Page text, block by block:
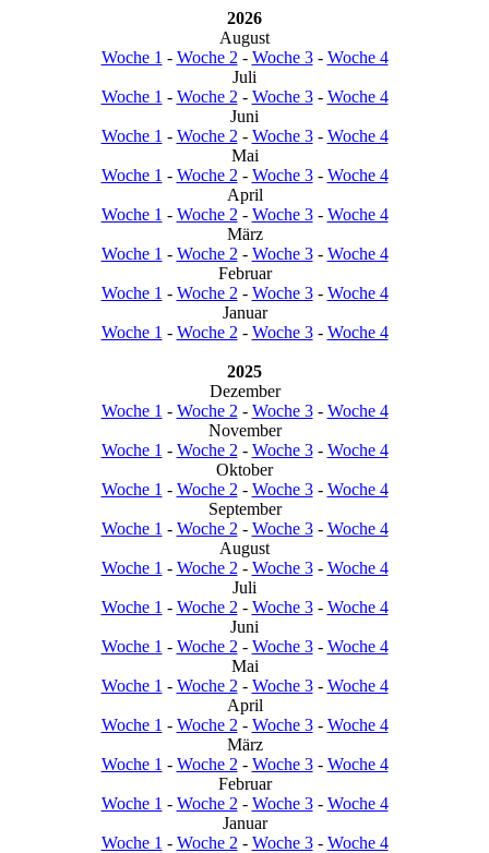
2026
August
Woche 1 - Woche 2 - Woche 3- Woche 4
Juli
Woche 1 - Woche 2 - Woche 3- Woche 4
Juni
Woche 1 - Woche 2 - Woche 3- Woche 4
Mai
Woche 1 - Woche 2 - Woche 3- Woche 4
April
Woche 1 - Woche 2 - Woche 3- Woche 4
März
Woche 1 - Woche 2 - Woche 3- Woche 4
Februar
Woche 1 - Woche 2 - Woche 3- Woche 4
Januar
Woche 1 - Woche 2 - Woche 3- Woche 4
2025
Dezember
Woche 1 - Woche 2 - Woche 3- Woche 4
November
Woche 1 - Woche 2 - Woche 3- Woche 4
Oktober
Woche 1 - Woche 2 - Woche 3- Woche 4
September
Woche 1 - Woche 2 - Woche 3- Woche 4
August
Woche 1 - Woche 2 - Woche 3- Woche 4
Juli
Woche 1 - Woche 2 - Woche 3- Woche 4
Juni
Woche 1 - Woche 2 - Woche 3- Woche 4
Mai
Woche 1 - Woche 2 - Woche 3- Woche 4
April
Woche 1 - Woche 2 - Woche 3- Woche 4
März
Woche 1 - Woche 2 - Woche 3- Woche 4
Februar
Woche 1 - Woche 2 - Woche 3- Woche 4
Januar
Woche 1 - Woche 2 - Woche 3- Woche 4